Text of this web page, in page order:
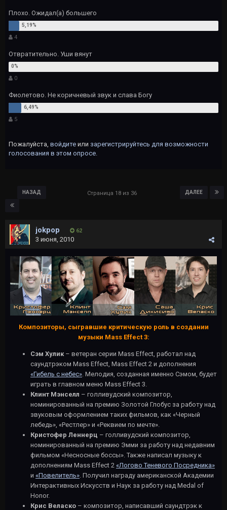
Плохо. Ожидал(а) большего
4
Отвратительно. Уши вянут
0
Фиолетово. Не коричневый звук и слава Богу
5
Пожалуйста, войдите или зарегистрируйтесь для возможности
голосования в этом опросе.
НАЗАД ДАЛЕЕ
Страница 18 из 36
jokpop 62
3 июня, 2010
Композиторы, сыгравшие критическую роль в создании
музыки Mass Effect 3:
Сэм Хулик – ветеран серии Mass Effect, работал над
саундтрэком Mass Effect, Mass Effect 2 и дополнения
«Гибель с небес» . Мелодия, созданная именно Сэмом, будет
играть в главном меню Mass Effect 3.
Клинт Мэнселл – голливудский композитор,
номинированный на премию Золотой Глобуc за работу над
звуковым оформлением таких фильмов, как «Черный
лебедь», «Рестлер» и «Реквием по мечте».
Кристофер Леннерц – голливудский композитор,
номинированный на премию Эмми за работу над недавним
фильмом «Несносные боссы». Также написал музыку к
дополнениям Mass Effect 2 «Логово Теневого Посредника»
и «Повелитель» . Получил награду американской Академии
Интерактивных Искусств и Наук за работу над Medal of
Honor.
Крис Веласко – композитор, написавший саундтрэк к